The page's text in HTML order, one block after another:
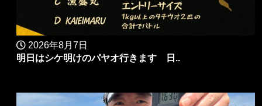
2026年8月7日
明日はシケ明けのパヤオ行きます 日..